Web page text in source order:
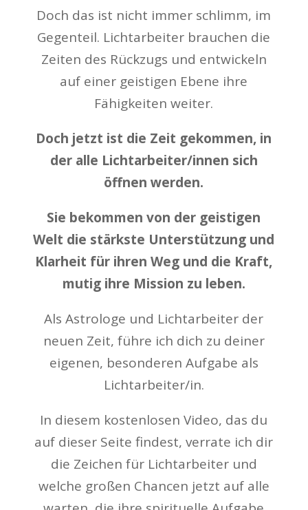
Doch das ist nicht immer schlimm, im
Gegenteil. Lichtarbeiter brauchen die
Zeiten des Rückzugs und entwickeln
auf einer geistigen Ebene ihre
Fähigkeiten weiter.
Doch jetzt ist die Zeit gekommen, in
der alle Lichtarbeiter/innen sich
öffnen werden.
Sie bekommen von der geistigen
Welt die stärkste Unterstützung und
Klarheit für ihren Weg und die Kraft,
mutig ihre Mission zu leben.
Als Astrologe und Lichtarbeiter der
neuen Zeit, führe ich dich zu deiner
eigenen, besonderen Aufgabe als
Lichtarbeiter/in.
In diesem kostenlosen Video, das du
auf dieser Seite findest, verrate ich dir
die Zeichen für Lichtarbeiter und
welche großen Chancen jetzt auf alle